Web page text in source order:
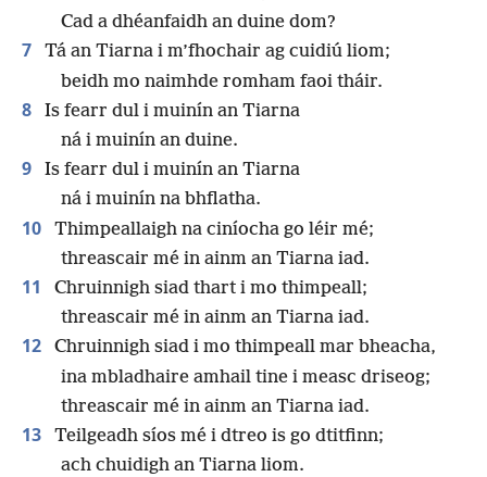
Cad a dhéanfaidh an duine dom?
7
Tá an Tiarna i m’fhochair ag cuidiú liom;
beidh mo naimhde romham faoi tháir.
8
Is fearr dul i muinín an Tiarna
ná i muinín an duine.
9
Is fearr dul i muinín an Tiarna
ná i muinín na bhflatha.
10
Thimpeallaigh na ciníocha go léir mé;
threascair mé in ainm an Tiarna iad.
11
Chruinnigh siad thart i mo thimpeall;
threascair mé in ainm an Tiarna iad.
12
Chruinnigh siad i mo thimpeall mar bheacha,
ina mbladhaire amhail tine i measc driseog;
threascair mé in ainm an Tiarna iad.
13
Teilgeadh síos mé i dtreo is go dtitfinn;
ach chuidigh an Tiarna liom.